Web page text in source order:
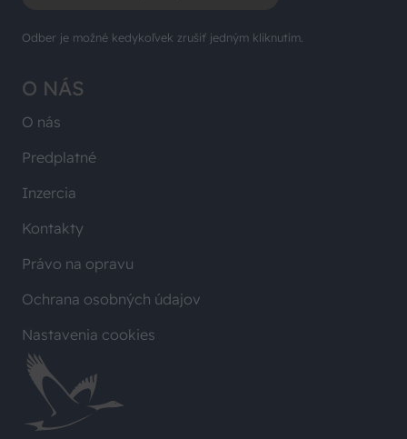
O NÁS
O nás
Predplatné
Inzercia
Kontakty
Právo na opravu
Ochrana osobných údajov
Nastavenia cookies
Odber je možné kedykoľvek zrušiť jedným kliknutím.